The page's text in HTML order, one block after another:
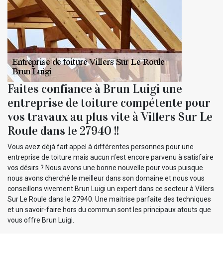
Faites confiance à Brun Luigi une
entreprise de toiture compétente pour
vos travaux au plus vite à Villers Sur Le
Roule dans le 27940 !!
Vous avez déjà fait appel à différentes personnes pour une
entreprise de toiture mais aucun n’est encore parvenu à satisfaire
vos désirs ? Nous avons une bonne nouvelle pour vous puisque
nous avons cherché le meilleur dans son domaine et nous vous
conseillons vivement Brun Luigi un expert dans ce secteur à Villers
Sur Le Roule dans le 27940. Une maitrise parfaite des techniques
et un savoir-faire hors du commun sont les principaux atouts que
vous offre Brun Luigi.